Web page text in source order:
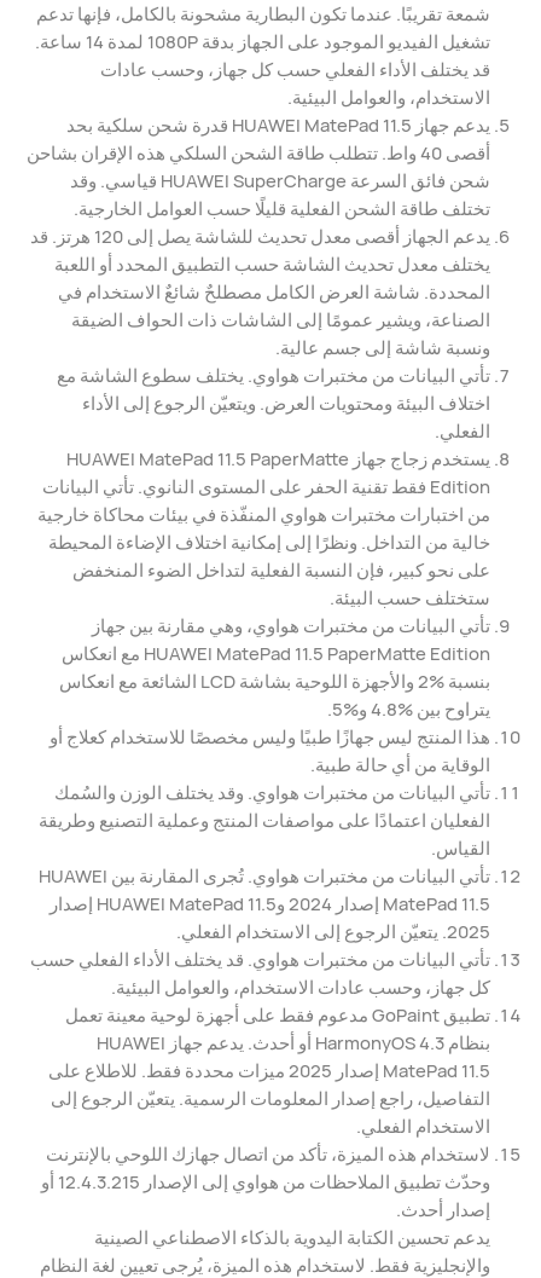
شمعة تقريبًا. عندما تكون البطارية مشحونة بالكامل، فإنها تدعم
تشغيل الفيديو الموجود على الجهاز بدقة 1080P لمدة 14 ساعة.
قد يختلف الأداء الفعلي حسب كل جهاز، وحسب عادات
الاستخدام، والعوامل البيئية.
يدعم جهاز HUAWEI MatePad 11.5 قدرة شحن سلكية بحد
أقصى 40 واط. تتطلب طاقة الشحن السلكي هذه الإقران بشاحن
شحن فائق السرعة HUAWEI SuperCharge قياسي. وقد
تختلف طاقة الشحن الفعلية قليلًا حسب العوامل الخارجية.
يدعم الجهاز أقصى معدل تحديث للشاشة يصل إلى 120 هرتز. قد
يختلف معدل تحديث الشاشة حسب التطبيق المحدد أو اللعبة
المحددة. شاشة العرض الكامل مصطلحٌ شائعٌ الاستخدام في
الصناعة، ويشير عمومًا إلى الشاشات ذات الحواف الضيقة
ونسبة شاشة إلى جسم عالية.
تأتي البيانات من مختبرات هواوي. يختلف سطوع الشاشة مع
اختلاف البيئة ومحتويات العرض. ويتعيّن الرجوع إلى الأداء
الفعلي.
يستخدم زجاج جهاز HUAWEI MatePad 11.5 PaperMatte
Edition فقط تقنية الحفر على المستوى النانوي. تأتي البيانات
من اختبارات مختبرات هواوي المنفّذة في بيئات محاكاة خارجية
خالية من التداخل. ونظرًا إلى إمكانية اختلاف الإضاءة المحيطة
على نحو كبير، فإن النسبة الفعلية لتداخل الضوء المنخفض
ستختلف حسب البيئة.
تأتي البيانات من مختبرات هواوي، وهي مقارنة بين جهاز
HUAWEI MatePad 11.5 PaperMatte Edition مع انعكاس
بنسبة ‎2%‎ والأجهزة اللوحية بشاشة LCD الشائعة مع انعكاس
يتراوح بين ‎4.8%‎ و‎5%‎.
هذا المنتج ليس جهازًا طبيًا وليس مخصصًا للاستخدام كعلاج أو
الوقاية من أي حالة طبية.
تأتي البيانات من مختبرات هواوي. وقد يختلف الوزن والسُمك
الفعليان اعتمادًا على مواصفات المنتج وعملية التصنيع وطريقة
القياس.
تأتي البيانات من مختبرات هواوي. تُجرى المقارنة بين HUAWEI
MatePad 11.5 إصدار 2024 وHUAWEI MatePad 11.5 إصدار
2025. يتعيّن الرجوع إلى الاستخدام الفعلي.
تأتي البيانات من مختبرات هواوي. قد يختلف الأداء الفعلي حسب
كل جهاز، وحسب عادات الاستخدام، والعوامل البيئية.
تطبيق GoPaint مدعوم فقط على أجهزة لوحية معينة تعمل
بنظام HarmonyOS 4.3 أو أحدث. يدعم جهاز HUAWEI
MatePad 11.5 إصدار 2025 ميزات محددة فقط. للاطلاع على
التفاصيل، راجع إصدار المعلومات الرسمية. يتعيّن الرجوع إلى
الاستخدام الفعلي.
لاستخدام هذه الميزة، تأكد من اتصال جهازك اللوحي بالإنترنت
وحدّث تطبيق الملاحظات من هواوي إلى الإصدار 12.4.3.215 أو
إصدار أحدث.
يدعم تحسين الكتابة اليدوية بالذكاء الاصطناعي الصينية
والإنجليزية فقط. لاستخدام هذه الميزة، يُرجى تعيين لغة النظام